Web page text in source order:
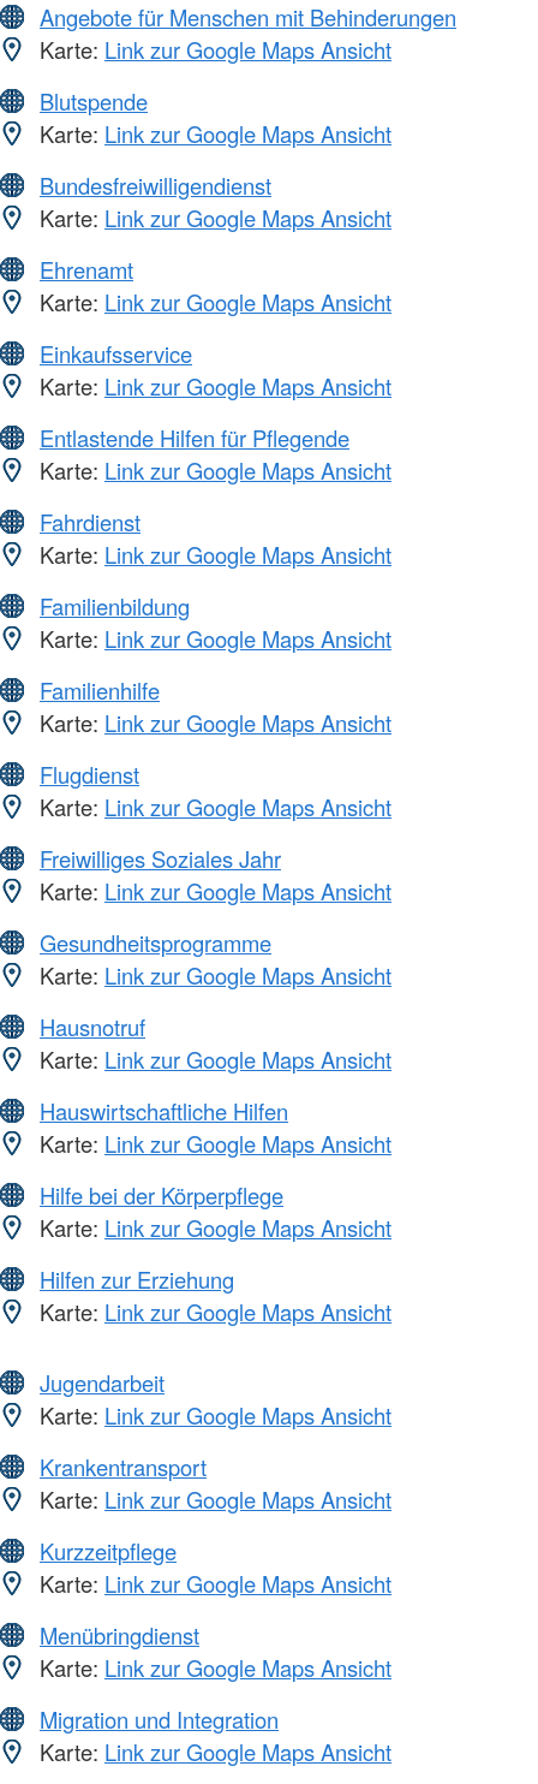
Angebote für Menschen mit Behinderungen
Karte: Link zur Google Maps Ansicht
Blutspende
Karte: Link zur Google Maps Ansicht
Bundesfreiwilligendienst
Karte: Link zur Google Maps Ansicht
Ehrenamt
Karte: Link zur Google Maps Ansicht
Einkaufsservice
Karte: Link zur Google Maps Ansicht
Entlastende Hilfen für Pflegende
Karte: Link zur Google Maps Ansicht
Fahrdienst
Karte: Link zur Google Maps Ansicht
Familienbildung
Karte: Link zur Google Maps Ansicht
Familienhilfe
Karte: Link zur Google Maps Ansicht
Flugdienst
Karte: Link zur Google Maps Ansicht
Freiwilliges Soziales Jahr
Karte: Link zur Google Maps Ansicht
Gesundheitsprogramme
Karte: Link zur Google Maps Ansicht
Hausnotruf
Karte: Link zur Google Maps Ansicht
Hauswirtschaftliche Hilfen
Karte: Link zur Google Maps Ansicht
Hilfe bei der Körperpflege
Karte: Link zur Google Maps Ansicht
Hilfen zur Erziehung
Karte: Link zur Google Maps Ansicht
Jugendarbeit
Karte: Link zur Google Maps Ansicht
Krankentransport
Karte: Link zur Google Maps Ansicht
Kurzzeitpflege
Karte: Link zur Google Maps Ansicht
Menübringdienst
Karte: Link zur Google Maps Ansicht
Migration und Integration
Karte: Link zur Google Maps Ansicht